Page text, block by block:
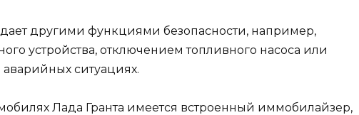
другими функциями безопасности, например,
устройства, отключением топливного насоса или
ситуациях.
Лада Гранта имеется встроенный иммобилайзер,